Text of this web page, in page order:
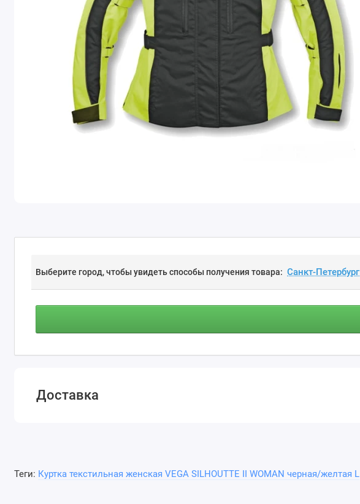
Выберите город, чтобы увидеть способы получения товара:
Доставка
Теги: Куртка текстильная женская VEGA SILHOUTTE II WOMAN черная/желтая L